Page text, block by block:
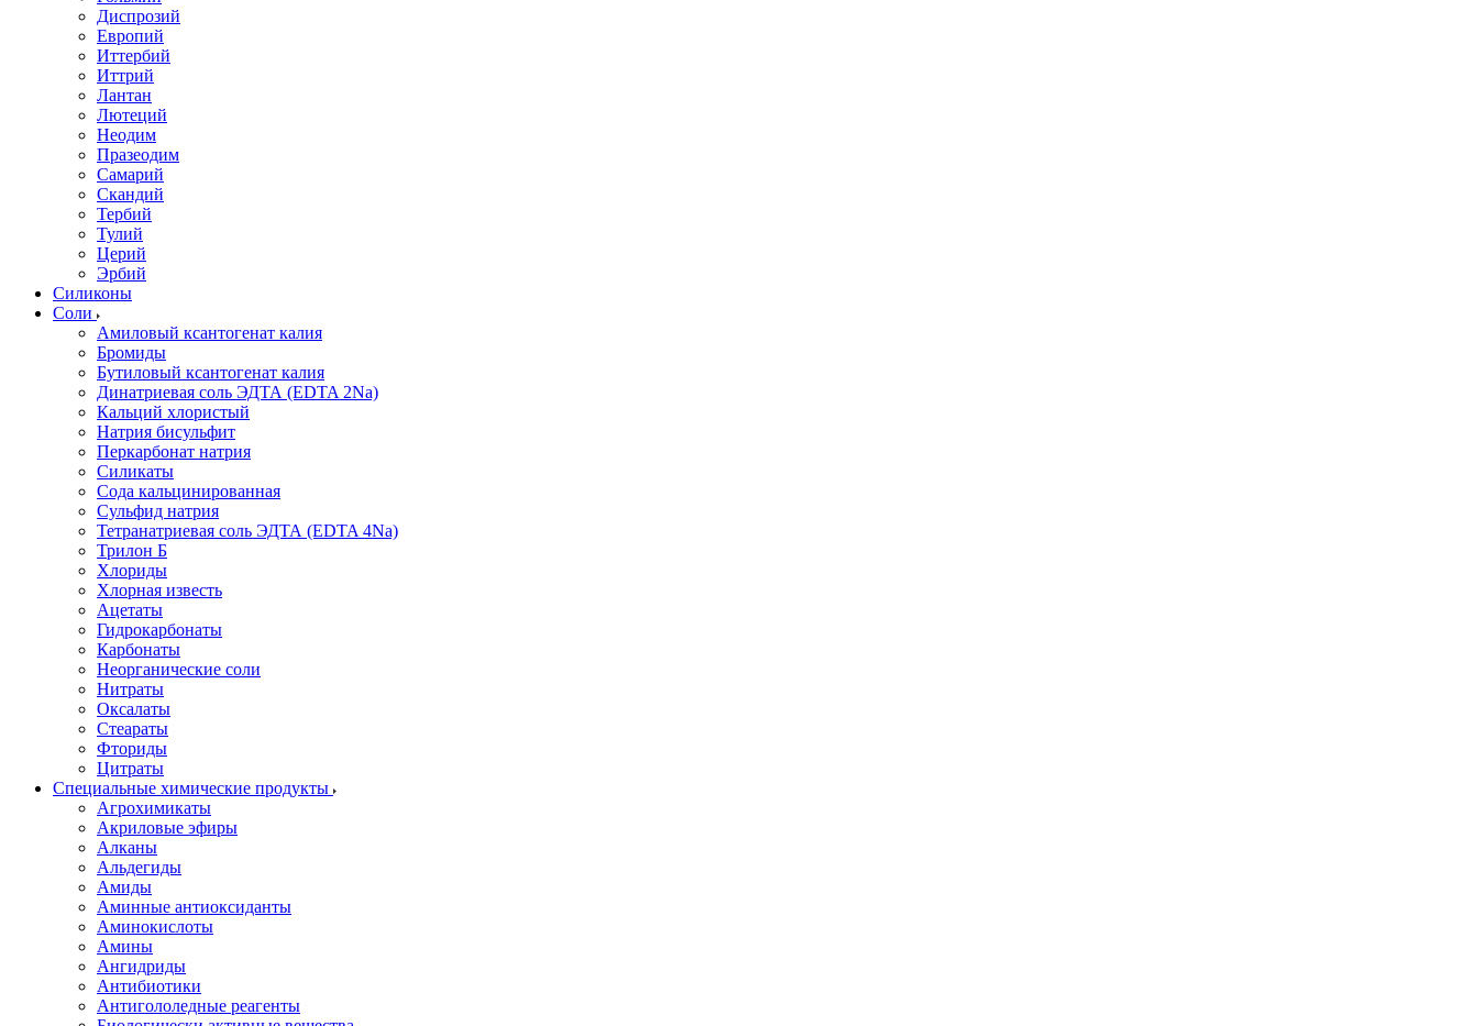
Диспрозий
Европий
Иттербий
Иттрий
Лантан
Лютеций
Неодим
Празеодим
Самарий
Скандий
Тербий
Тулий
Церий
Эрбий
Силиконы
Соли
Амиловый ксантогенат калия
Бромиды
Бутиловый ксантогенат калия
Динатриевая соль ЭДТА (EDTA 2Na)
Кальций хлористый
Натрия бисульфит
Перкарбонат натрия
Силикаты
Сода кальцинированная
Сульфид натрия
Тетранатриевая соль ЭДТА (EDTA 4Na)
Трилон Б
Хлориды
Хлорная известь
Ацетаты
Гидрокарбонаты
Карбонаты
Неорганические соли
Нитраты
Оксалаты
Стеараты
Фториды
Цитраты
Специальные химические продукты
Агрохимикаты
Акриловые эфиры
Алканы
Альдегиды
Амиды
Аминные антиоксиданты
Аминокислоты
Амины
Ангидриды
Антибиотики
Антигололедные реагенты